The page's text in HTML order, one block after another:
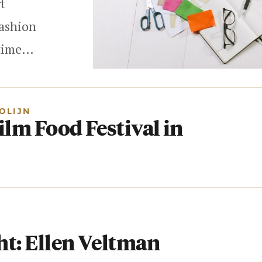
Food Festival in
Ellen Veltman